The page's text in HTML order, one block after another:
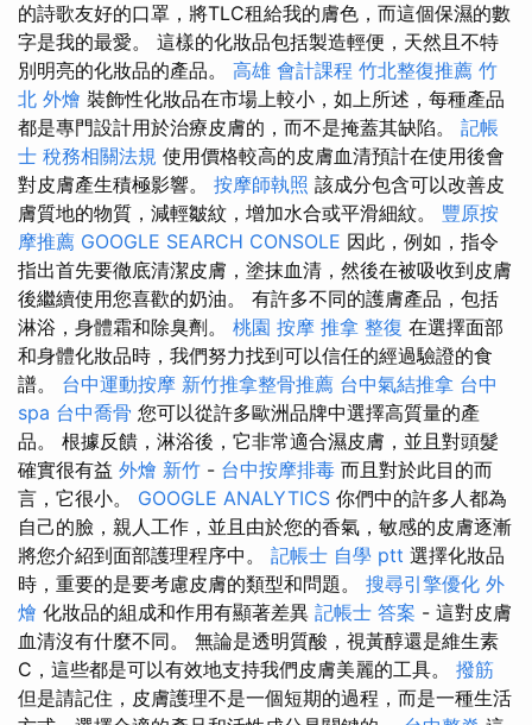
的詩歌友好的口罩，將TLC租給我的膚色，而這個保濕的數
字是我的最愛。 這樣的化妝品包括製造輕便，天然且不特
別明亮的化妝品的產品。 高雄 會計課程 竹北整復推薦 竹
北 外燴 裝飾性化妝品在市場上較小，如上所述，每種產品
都是專門設計用於治療皮膚的，而不是掩蓋其缺陷。 記帳
士 稅務相關法規 使用價格較高的皮膚血清預計在使用後會
對皮膚產生積極影響。 按摩師執照 該成分包含可以改善皮
膚質地的物質，減輕皺紋，增加水合或平滑細紋。 豐原按
摩推薦 GOOGLE SEARCH CONSOLE 因此，例如，指令
指出首先要徹底清潔皮膚，塗抹血清，然後在被吸收到皮膚
後繼續使用您喜歡的奶油。 有許多不同的護膚產品，包括
淋浴，身體霜和除臭劑。 桃園 按摩 推拿 整復 在選擇面部
和身體化妝品時，我們努力找到可以信任的經過驗證的食
譜。 台中運動按摩 新竹推拿整骨推薦 台中氣結推拿 台中
spa 台中喬骨 您可以從許多歐洲品牌中選擇高質量的產
品。 根據反饋，淋浴後，它非常適合濕皮膚，並且對頭髮
確實很有益 外燴 新竹 - 台中按摩排毒 而且對於此目的而
言，它很小。 GOOGLE ANALYTICS 你們中的許多人都為
自己的臉，親人工作，並且由於您的香氣，敏感的皮膚逐漸
將您介紹到面部護理程序中。 記帳士 自學 ptt 選擇化妝品
時，重要的是要考慮皮膚的類型和問題。 搜尋引擎優化 外
燴 化妝品的組成和作用有顯著差異 記帳士 答案 - 這對皮膚
血清沒有什麼不同。 無論是透明質酸，視黃醇還是維生素
C，這些都是可以有效地支持我們皮膚美麗的工具。 撥筋
但是請記住，皮膚護理不是一個短期的過程，而是一種生活